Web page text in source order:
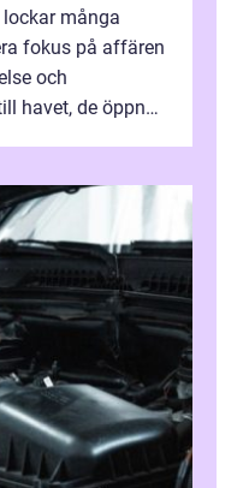
många
fokus på affären
och
havet, de öppna